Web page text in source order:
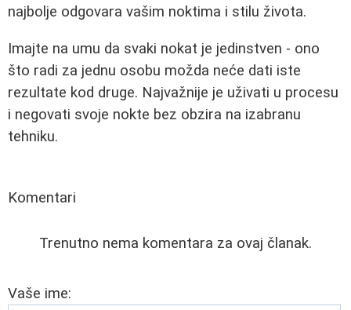
najbolje odgovara vašim noktima i stilu života.
Imajte na umu da svaki nokat je jedinstven - ono
što radi za jednu osobu možda neće dati iste
rezultate kod druge. Najvažnije je uživati u procesu
i negovati svoje nokte bez obzira na izabranu
tehniku.
Komentari
Trenutno nema komentara za ovaj članak.
Vaše ime: